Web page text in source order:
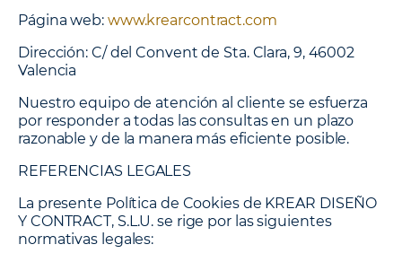
Página web: www.krearcontract.com
Dirección: C/ del Convent de Sta. Clara, 9, 46002
Valencia
Nuestro equipo de atención al cliente se esfuerza
por responder a todas las consultas en un plazo
razonable y de la manera más eficiente posible.
REFERENCIAS LEGALES
La presente Política de Cookies de KREAR DISEÑO
Y CONTRACT, S.L.U. se rige por las siguientes
normativas legales: